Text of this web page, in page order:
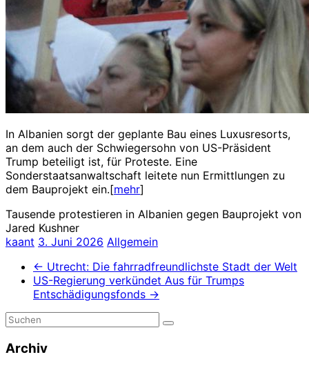
In Albanien sorgt der geplante Bau eines Luxusresorts,
an dem auch der Schwiegersohn von US-Präsident
Trump beteiligt ist, für Proteste. Eine
Sonderstaatsanwaltschaft leitete nun Ermittlungen zu
dem Bauprojekt ein.[mehr]
Tausende protestieren in Albanien gegen Bauprojekt von
Jared Kushner
kaant 3. Juni 2026 Allgemein
← Utrecht: Die fahrradfreundlichste Stadt der Welt
US-Regierung verkündet Aus für Trumps
Entschädigungsfonds →
Archiv